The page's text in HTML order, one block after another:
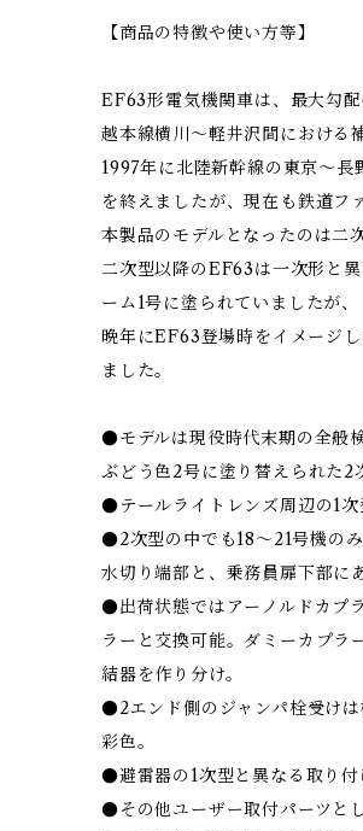
【商品の特徴や使い方等】
EF63形電気機関車は、最大勾
越本線横川～軽井沢間における
1997年に北陸新幹線の東京～長
を終えましたが、現在も鉄道フ
本製品のモデルとなったのは二
二次型以降のEF63は一次形と
ーム1号に塗られていましたが、
晩年にEF63登場時をイメージ
ました。
●モデルは現役時代末期の全般
ぶどう色2号に塗り替えられた2
●テールライトレンズ周辺の1次
●2次型の中でも18～21号機の
水切り端部と、乗務員扉下部に
●出荷状態ではアーノルドカプ
ラーと交換可能。ダミーカプラ
結器を作り分け。
●2エンド側のジャンパ栓受け
彩色。
●避雷器の1次型と異なる取り付
●その他ユーザー取付パーツと